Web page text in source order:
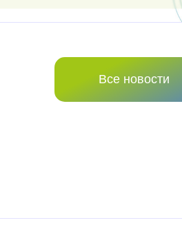
Все новости